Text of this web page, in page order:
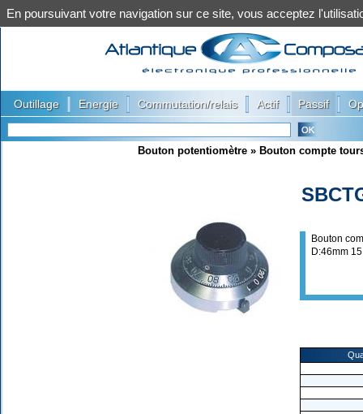
Outillage Energie Commutation/relais Actif Passif
Bouton potentiomètre » Bouton compte
Bouton
D:46mm
En poursuivant votre navigation sur ce site, vous acceptez